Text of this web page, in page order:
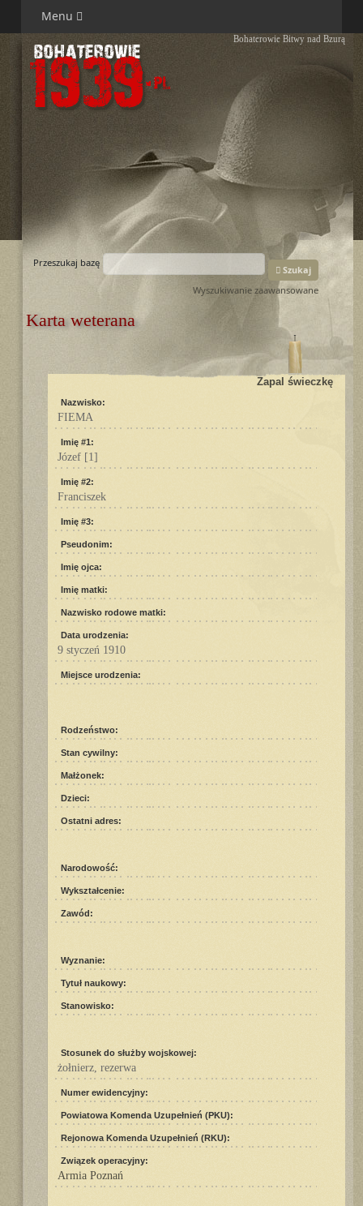
Menu
Bohaterowie Bitwy nad Bzurą
Przeszukaj bazę
Szukaj
Wyszukiwanie zaawansowane
Karta weterana
Zapal świeczkę
Nazwisko:
FIEMA
Imię #1:
Józef [1]
Imię #2:
Franciszek
Imię #3:
Pseudonim:
Imię ojca:
Imię matki:
Nazwisko rodowe matki:
Data urodzenia:
9 styczeń 1910
Miejsce urodzenia:
Rodzeństwo:
Stan cywilny:
Małżonek:
Dzieci:
Ostatni adres:
Narodowość:
Wykształcenie:
Zawód:
Wyznanie:
Tytuł naukowy:
Stanowisko:
Stosunek do służby wojskowej:
żołnierz, rezerwa
Numer ewidencyjny:
Powiatowa Komenda Uzupełnień (PKU):
Rejonowa Komenda Uzupełnień (RKU):
Związek operacyjny:
Armia Poznań